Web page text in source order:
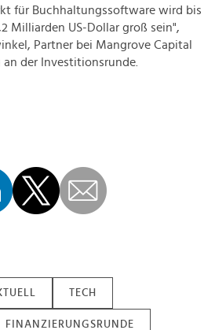
für Buchhaltungssoftware wird bis
Milliarden US-Dollar groß sein",
Partner bei Mangrove Capital
der Investitionsrunde.
TECH
FINANZIERUNGSRUNDE